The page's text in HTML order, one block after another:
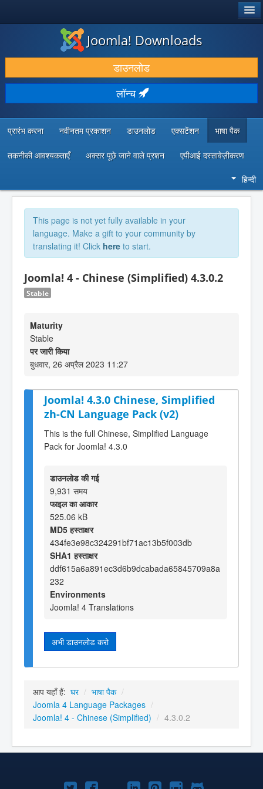
डाउनलोड करें और बढ़ाएं
खोजें और जानें
सामुदायिक समर्थन
डेवलपर संसाधन
Joomla! Downloads
डाउनलोड
लॉन्च
प्रारंभ करना नवीनतम प्रकाशन डाउनलोड एक्सटेंशन भाषा पैक
तकनीकी आवश्यकताएँ अक्सर पूछे जाने वाले प्रशन एपीआई दस्तावेज़ीकरण
हिन्दी
This page is not yet fully available in your
language. Make a gift to your community by
translating it! Click here to start.
Joomla! 4 - Chinese (Simplified) 4.3.0.2
Stable
Maturity
Stable
पर जारी किया
बुधवार, 26 अप्रैल 2023 11:27
Joomla! 4.3.0 Chinese, Simplified
zh-CN Language Pack (v2)
This is the full Chinese, Simplified Language
Pack for Joomla! 4.3.0
डाउनलोड की गई
9,931 समय
फाइल का आकार
525.06 kB
MD5 हस्ताक्षर
434fe3e98c324291bf71ac13b5f003db
SHA1 हस्ताक्षर
ddf615a6a891ec3d6b9dcabada65845709a8a
232
Environments
Joomla! 4 Translations
अभी डाउनलोड करो
आप यहाँ हैं: घर / भाषा पैक /
Joomla 4 Language Packages /
Joomla! 4 - Chinese (Simplified) / 4.3.0.2